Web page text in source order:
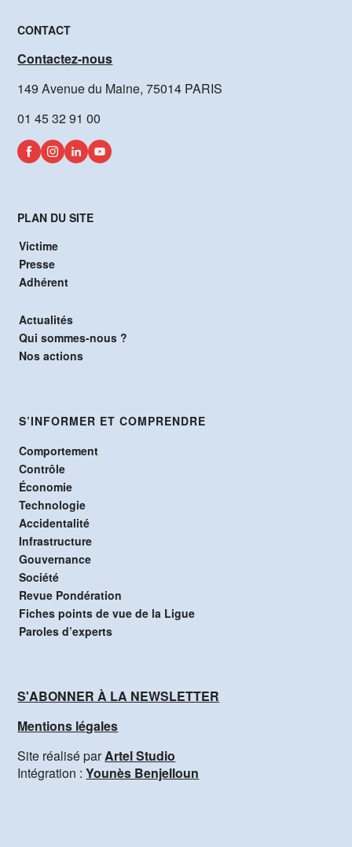
CONTACT
Contactez-nous
149 Avenue du Maine, 75014 PARIS
01 45 32 91 00
PLAN DU SITE
Victime
Presse
Adhérent
Actualités
Qui sommes-nous ?
Nos actions
S’INFORMER ET COMPRENDRE
Comportement
Contrôle
Économie
Technologie
Accidentalité
Infrastructure
Gouvernance
Société
Revue Pondération
Fiches points de vue de la Ligue
Paroles d’experts
S'ABONNER À LA NEWSLETTER
Mentions légales
Site réalisé parArtel Studio
Intégration :Younès Benjelloun